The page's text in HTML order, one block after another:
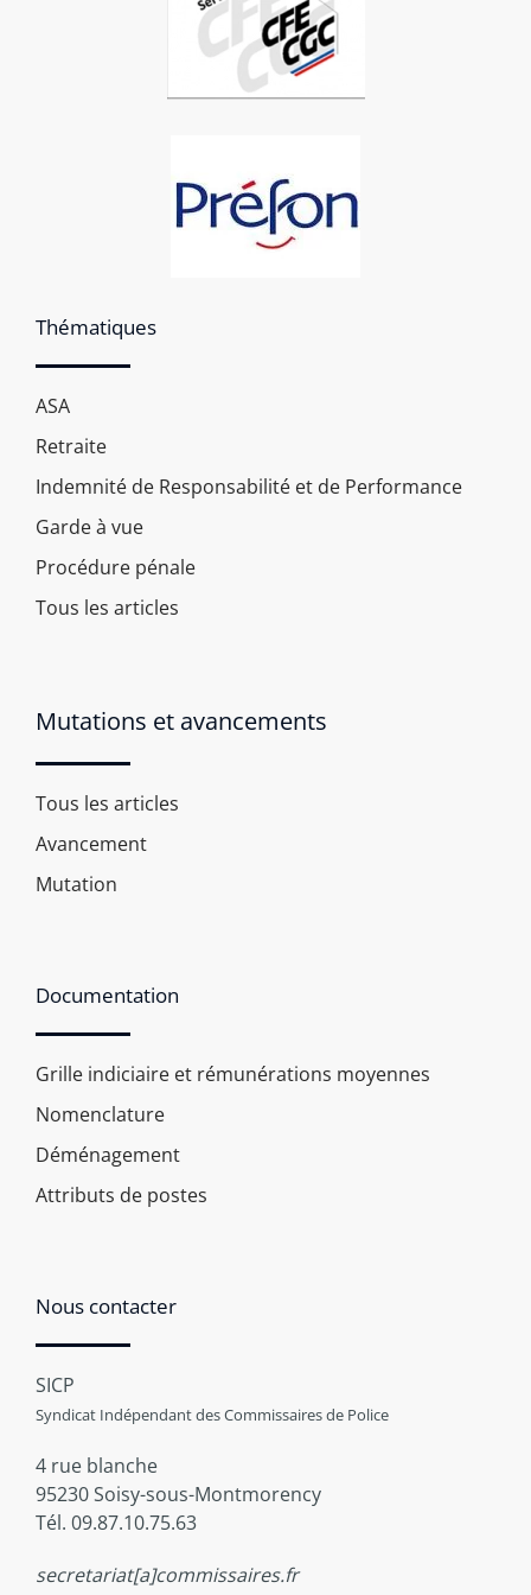
Thématiques
ASA
Retraite
Indemnité de Responsabilité et de Performance
Garde à vue
Procédure pénale
Tous les articles
Mutations et avancements
Tous les articles
Avancement
Mutation
Documentation
Grille indiciaire et rémunérations moyennes
Nomenclature
Déménagement
Attributs de postes
Nous contacter
SICP
Syndicat Indépendant des Commissaires de Police
4 rue blanche
95230 Soisy-sous-Montmorency
Tél. 09.87.10.75.63
secretariat[a]commissaires.fr